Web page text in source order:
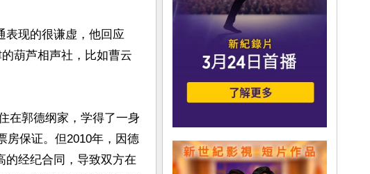
表现的很谦虚，他回应
葫芦相声社，比如曹云
在郭德纲家，学得了一身
房保证。但2010年，因德
的经纪合同，导致双方在